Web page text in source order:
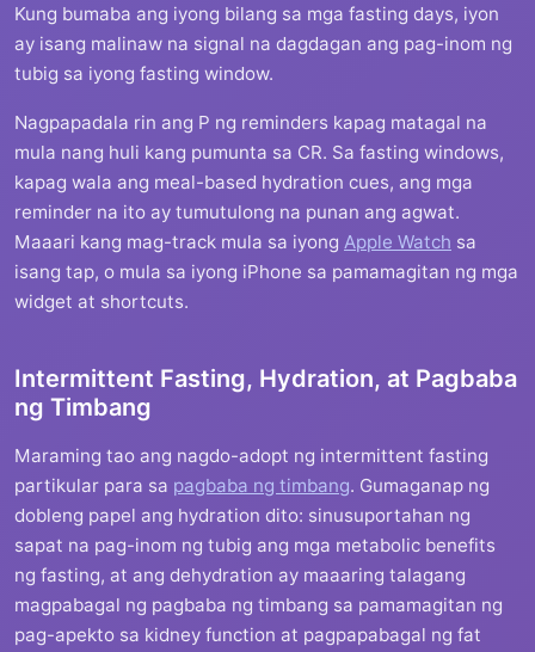
Kung bumaba ang iyong bilang sa mga fasting days, iyon
ay isang malinaw na signal na dagdagan ang pag-inom ng
tubig sa iyong fasting window.
Nagpapadala rin ang P ng reminders kapag matagal na
mula nang huli kang pumunta sa CR. Sa fasting windows,
kapag wala ang meal-based hydration cues, ang mga
reminder na ito ay tumutulong na punan ang agwat.
Maaari kang mag-track mula sa iyong Apple Watch sa
isang tap, o mula sa iyong iPhone sa pamamagitan ng mga
widget at shortcuts.
Intermittent Fasting, Hydration, at Pagbaba
ng Timbang
Maraming tao ang nagdo-adopt ng intermittent fasting
partikular para sa pagbaba ng timbang. Gumaganap ng
dobleng papel ang hydration dito: sinusuportahan ng
sapat na pag-inom ng tubig ang mga metabolic benefits
ng fasting, at ang dehydration ay maaaring talagang
magpabagal ng pagbaba ng timbang sa pamamagitan ng
pag-apekto sa kidney function at pagpapabagal ng fat